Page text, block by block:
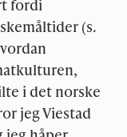
fordi
(s.
i det norske
jeg Viestad